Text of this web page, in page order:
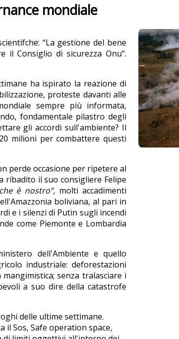
mondiale
“La gestione del bene
il Consiglio di sicurezza Onu”.
ha ispirato la reazione di
proteste davanti alle
sempre più informata,
fondamentale pilastro degli
gli accordi sull'ambiente? Il
milioni per combattere questi
perde occasione per ripetere al
ribadito il suo consigliere Felipe
è nostro”, molti accadimenti
boliviana, al pari in
e i silenzi di Putin sugli incendi
come Piemonte e Lombardia
dell'Ambiente e quello
industriale: deforestazioni
senza tralasciare i
a suo dire della catastrofe
delle ultime settimane.
il Sos, Safe operation space,